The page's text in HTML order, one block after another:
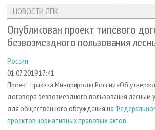
ЛЕСОЗАГОТОВКА
ЛЕСОПИЛЕНИЕ
СУШКА ДРЕВЕСИНЫ
ПРОИЗВОДСТВО ДРЕВЕСНЫХ ПЛИТ
ДЕРЕВЯННОЕ ДОМОСТРОЕНИЕ
ПРОИЗВОДСТВО МЕБЕЛИ
НОВОСТИ ЛПК
НОВОСТИ ЖУРНАЛА
ПРОЕКТЫ ЛПИ
АНАЛИТИКА
ПРЕДПРИЯТИЯ ЛПК
ПЕРСОНЫ
МОБИЛЬНЫЕ ВЫСТАВКИ
ОФИЦИАЛЬНЫЕ ДЕЛЕГАЦИИ
ПРИОРИТЕТНЫЕ ИНВЕСТПРОЕКТЫ
АРХИВ
АРХИВ ЖУРНАЛОВ
О ЖУРНАЛЕ
КОНТАКТЫ
РЕКЛАМОДАТЕЛЯМ
РЕКЛАМА
РЕКЛАМА НА САЙТЕ
НОВОСТИ ЛПК
Опубликован проект типового
безвозмездного пользования
Россия
01.07.2019 17:41
Проект приказа Минприроды России «Об
договора безвозмездного пользования лесным
для общественного обсуждения на
проектов нормативных правовых актов.